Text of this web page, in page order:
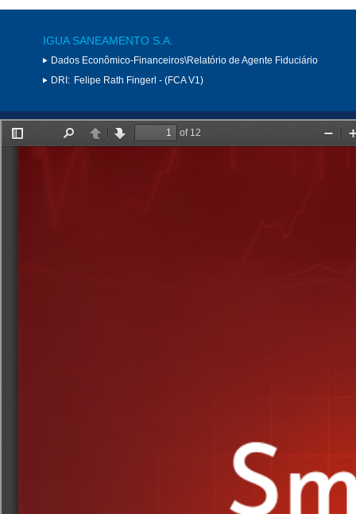
IGUA SANEAMENTO S.A.
Dados Econômico-Financeiros\Relatório de Agente Fiduciário
DRI: Felipe Rath Fingerl - (FCA V1)